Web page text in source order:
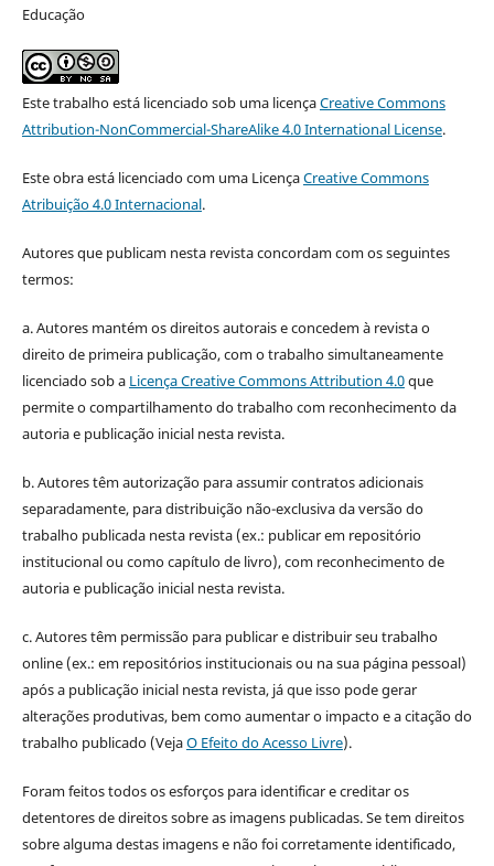
Educação
Este trabalho está licenciado sob uma licençaCreative Commons
Attribution-NonCommercial-ShareAlike 4.0 International License.
Este obra está licenciado com uma LicençaCreative Commons
Atribuição 4.0 Internacional.
Autores que publicam nesta revista concordam com os seguintes
termos:
a. Autores mantém os direitos autorais e concedem à revista o
direito de primeira publicação, com o trabalho simultaneamente
licenciado sob a Licença Creative Commons Attribution 4.0que
permite o compartilhamento do trabalho com reconhecimento da
autoria e publicação inicial nesta revista.
b. Autores têm autorização para assumir contratos adicionais
separadamente, para distribuição não-exclusiva da versão do
trabalho publicada nesta revista (ex.: publicar em repositório
institucional ou como capítulo de livro), com reconhecimento de
autoria e publicação inicial nesta revista.
c. Autores têm permissão para publicar e distribuir seu trabalho
online (ex.: em repositórios institucionais ou na sua página pessoal)
após a publicação inicial nesta revista, já que isso pode gerar
alterações produtivas, bem como aumentar o impacto e a citação do
trabalho publicado (VejaO Efeito do Acesso Livre).
Foram feitos todos os esforços para identificar e creditar os
detentores de direitos sobre as imagens publicadas. Se tem direitos
sobre alguma destas imagens e não foi corretamente identificado,